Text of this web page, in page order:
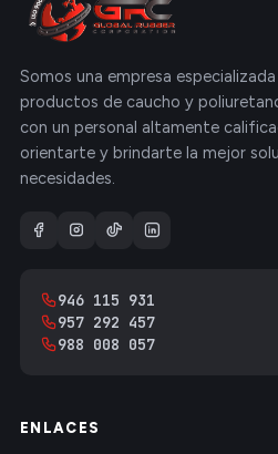
Somos una empresa especializada
productos de caucho y
con un personal altamente
orientarte y brindarte la mejor
necesidades.
946 115 931
957 292 457
988 008 057
ENLACES